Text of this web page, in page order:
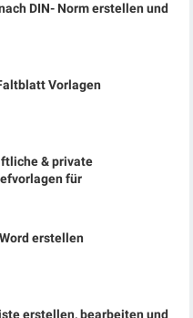
DIN- Norm erstellen und
Vorlagen
& private
für
erstellen
erstellen, bearbeiten und